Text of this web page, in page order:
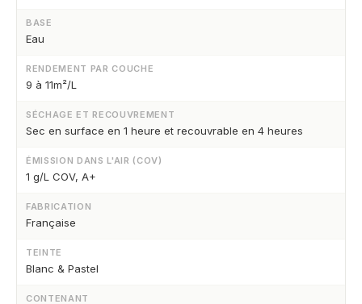
BASE
Eau
RENDEMENT PAR COUCHE
9 à 11m²/L
SÉCHAGE ET RECOUVREMENT
Sec en surface en 1 heure et recouvrable en 4 heures
ÉMISSION DANS L'AIR (COV)
1 g/L COV, A+
FABRICATION
Française
TEINTE
Blanc & Pastel
CONTENANT